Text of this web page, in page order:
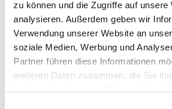
zu können und die Zugriffe auf unsere
analysieren. Außerdem geben wir
Verwendung unserer Website an
soziale Medien, Werbung und
Partner führen diese Informationen
weiteren Daten zusammen, die Sie
haben oder die sie im Rahmen Ihrer
Verarbeitung nur innerhalb EU/EWR
Widerruf der Einwilligung:
Wenn Sie ein Vorschaubild
werden die Inhalte des
nachgeladen. Wenn Sie ein
anderen Seiten nicht wünschen,
Vorschaubilder nicht mehr an.